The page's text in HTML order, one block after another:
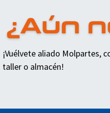
¡Vuélvete aliado Molpartes,
taller o almacén!